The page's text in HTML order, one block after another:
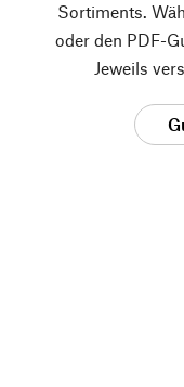
Sortiments.
oder den PDF-
Jeweils